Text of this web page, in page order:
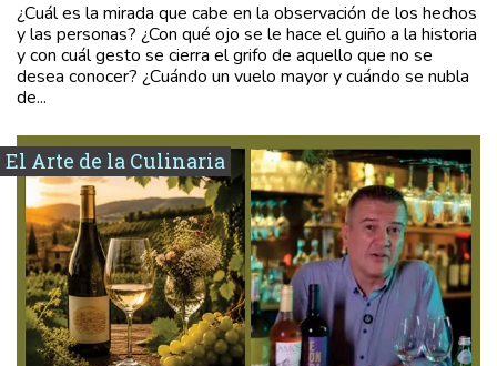
¿Cuál es la mirada que cabe en la observación de los hechos
y las personas? ¿Con qué ojo se le hace el guiño a la historia
y con cuál gesto se cierra el grifo de aquello que no se
desea conocer? ¿Cuándo un vuelo mayor y cuándo se nubla
de...
El Arte de la Culinaria